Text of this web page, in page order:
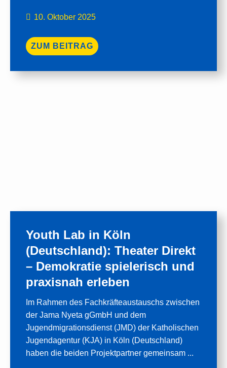
10. Oktober 2025
ZUM BEITRAG
Youth Lab in Köln
(Deutschland): Theater Direkt
– Demokratie spielerisch und
praxisnah erleben
Im Rahmen des Fachkräfteaustauschs zwischen
der Jama Nyeta gGmbH und dem
Jugendmigrationsdienst (JMD) der Katholischen
Jugendagentur (KJA) in Köln (Deutschland)
haben die beiden Projektpartner gemeinsam ...